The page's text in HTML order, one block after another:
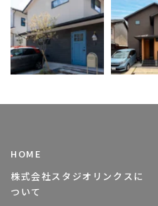
HOME
株式会社スタジオリンクスに
ついて